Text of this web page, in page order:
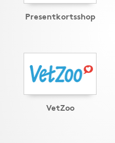
Presentkortsshop
VetZoo